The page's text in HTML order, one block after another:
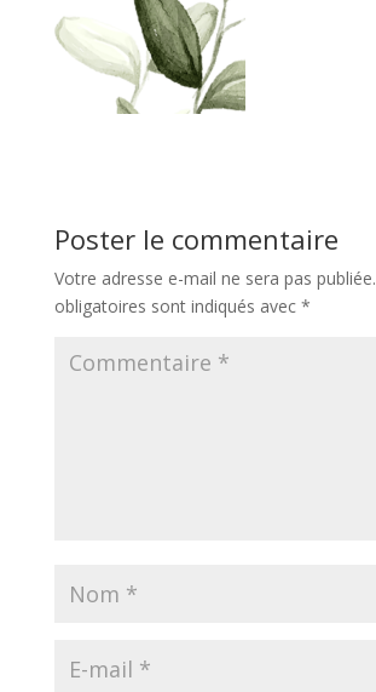
Poster le commentaire
Votre adresse e-mail ne sera pas publiée.
obligatoires sont indiqués avec *